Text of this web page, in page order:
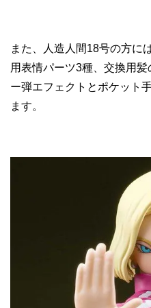
また、人造人間18号の方に
用表情パーツ3種、交換用
ー弾エフェクトとポケット
ます。